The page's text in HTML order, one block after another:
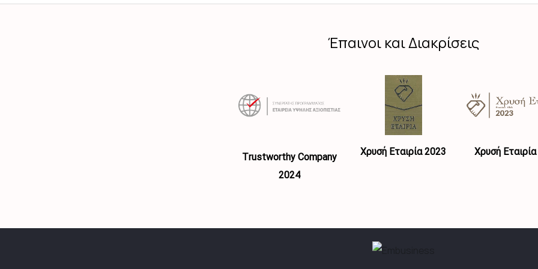
Έπαινοι και Διακρίσεις
Τrustworthy Company
2024
Χρυσή Εταιρία 2023 Χρυσή